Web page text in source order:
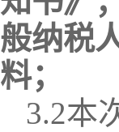
般纳税
料；
3.2本